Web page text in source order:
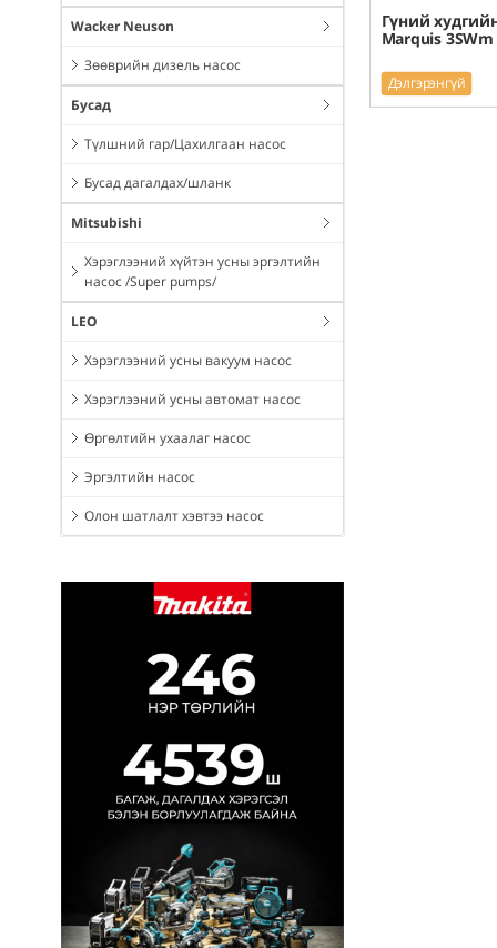
Wacker Neuson
Зөөврийн дизель насос
Бусад
Түлшний гар/Цахилгаан насос
Бусад дагалдах/шланк
Mitsubishi
Хэрэглээний хүйтэн усны эргэлтийн
насос /Super pumps/
LEO
Хэрэглээний усны вакуум насос
Хэрэглээний усны автомат насос
Өргөлтийн ухаалаг насос
Эргэлтийн насос
Олон шатлалт хэвтээ насос
Гүний
Marquis 3SWm
Дэлгэрэнгүй